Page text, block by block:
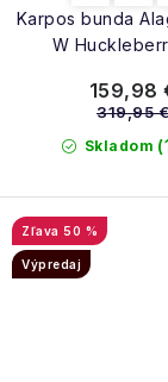
Karpos bunda
W
Skladom
159,98
319,95 €
50 %
Výpredaj